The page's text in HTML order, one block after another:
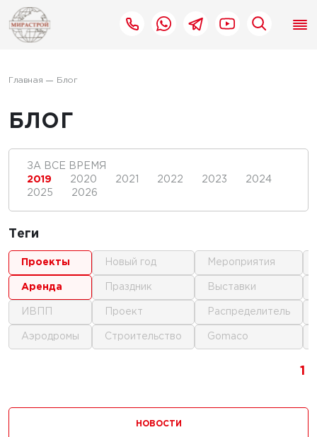
Главная Блог
БЛОГ
1
НОВОСТИ
ЗА ВСЕ ВРЕМЯ
2019
2020 2021 2022 2023
2024
2025
2026
Теги
проекты
аренда
ИВПП
аэродромы
новый год
праздник
проект
строительство
мероприятия
выставки
распределитель
gomaco